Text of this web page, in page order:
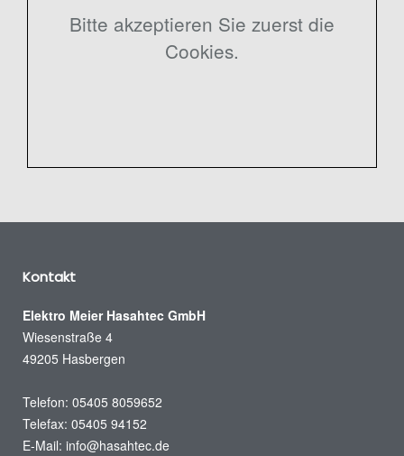
Bitte akzeptieren Sie zuerst die
Cookies.
Kontakt
Elektro Meier Hasahtec GmbH
Wiesenstraße 4
49205 Hasbergen
Telefon: 05405 8059652
Telefax: 05405 94152
E-Mail: info@hasahtec.de